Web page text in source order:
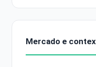
Mercado e